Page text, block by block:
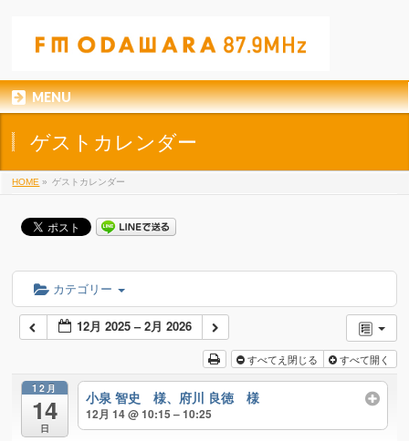
MENU
ゲストカレンダー
HOME » ゲストカレンダー
カテゴリー
12月 2025 – 2月 2026
すべてえ閉じる すべて開く
12月
14
日
小泉 智史 様、府川 良徳 様
12月 14 @ 10:15 – 10:25